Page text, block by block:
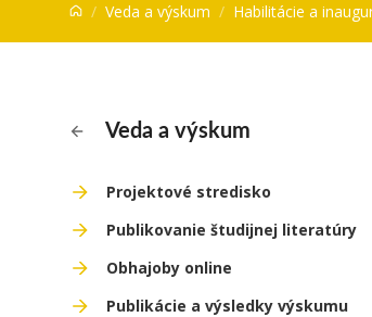
Veda a výskum Habilitácie a
Veda a výskum
Projektové stredisko
Publikovanie študijnej literatúry
Obhajoby online
Publikácie a výsledky výskumu